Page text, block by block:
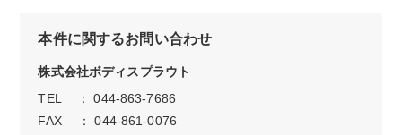
本件に関するお問い合わせ
株式会社ボディスプラウト
TEL ： 044-863-7686
FAX ： 044-861-0076